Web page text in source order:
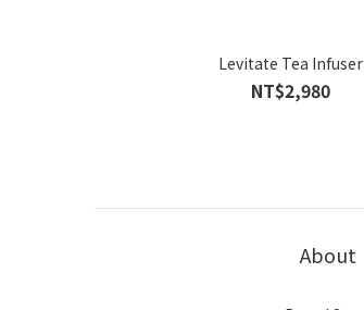
Levitate Tea Infuser
NT$2,980
About